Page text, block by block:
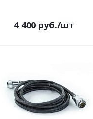
4 400 руб./шт